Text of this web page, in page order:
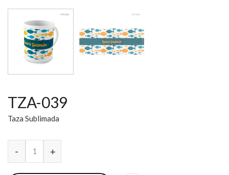
TZA-039
Taza Sublimada